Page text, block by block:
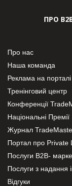
ПРО
Про нас
Наша команда
Реклама на порталі
Тренінговий центр
Конференції
Національні Премії
Журнал
Портал про Private
Послуги В2В-
Послуги з надання
Відгуки